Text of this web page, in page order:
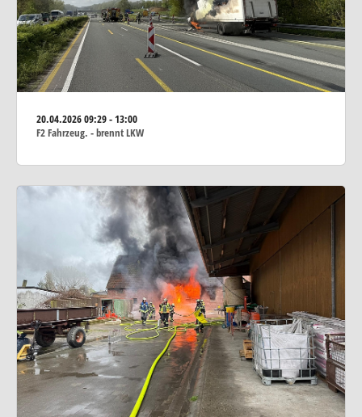
20.04.202609:29 - 13:00
F2 Fahrzeug. - brennt LKW